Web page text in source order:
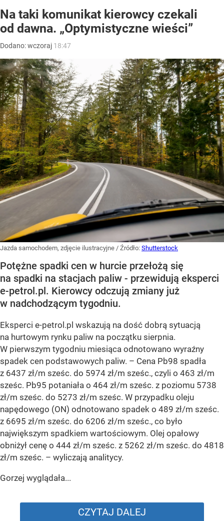
Na taki komunikat kierowcy czekali
od dawna. „Optymistyczne wieści”
Dodano:wczoraj 18:47
Jazda samochodem, zdjęcie ilustracyjne / Źródło: Shutterstock
Potężne spadki cen w hurcie przełożą się
na spadki na stacjach paliw - przewidują eksperci
e-petrol.pl. Kierowcy odczują zmiany już
w nadchodzącym tygodniu.
Eksperci e-petrol.pl wskazują na dość dobrą sytuacją
na hurtowym rynku paliw na początku sierpnia.
W pierwszym tygodniu miesiąca odnotowano wyraźny
spadek cen podstawowych paliw. – Cena Pb98 spadła
z 6437 zł/m sześc. do 5974 zł/m sześc., czyli o 463 zł/m
sześc. Pb95 potaniała o 464 zł/m sześc. z poziomu 5738
zł/m sześc. do 5273 zł/m sześc. W przypadku oleju
napędowego (ON) odnotowano spadek o 489 zł/m sześc.
z 6695 zł/m sześc. do 6206 zł/m sześc., co było
największym spadkiem wartościowym. Olej opałowy
obniżył cenę o 444 zł/m sześc. z 5262 zł/m sześc. do 4818
zł/m sześc. – wyliczają analitycy.
Gorzej wyglądała...
CZYTAJ DALEJ